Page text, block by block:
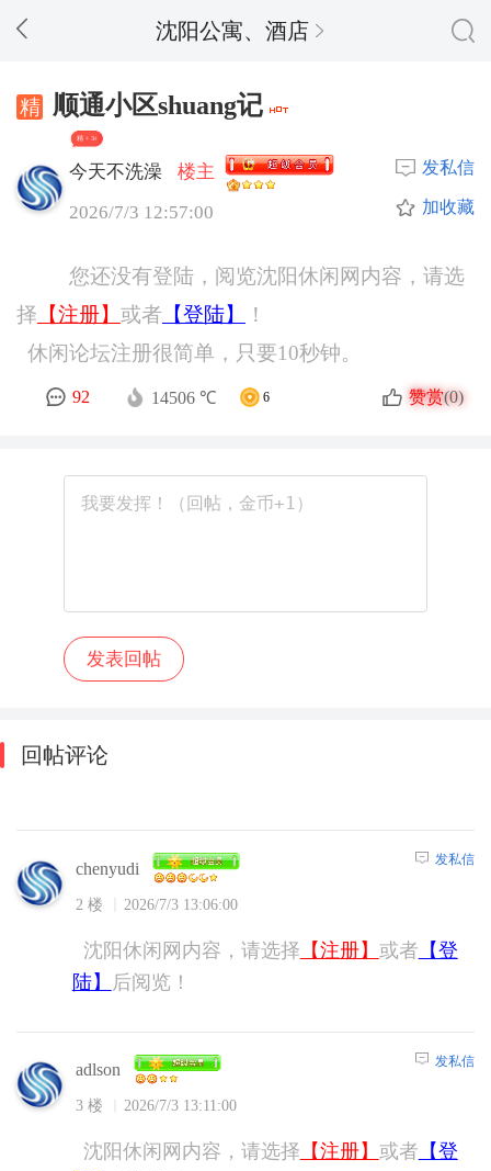
沈阳公寓、酒店
顺通小区shuang记
精 + 34
今天不洗澡
楼主
2026/7/3 12:57:00
发私信
加收藏
您还没有登陆，阅览沈阳休闲网内容，请选
择 【注册】 或者 【登陆】
！
休闲论坛注册很简单，只要10秒钟。
92 14506 ℃ 6 赞赏(0)
回帖评论
chenyudi
2 楼 2026/7/3 13:06:00
发私信
沈阳休闲网内容，请选择 【注册】 或者 【登
陆】
后阅览！
adlson
3 楼 2026/7/3 13:11:00
发私信
沈阳休闲网内容，请选择 【注册】 或者 【登